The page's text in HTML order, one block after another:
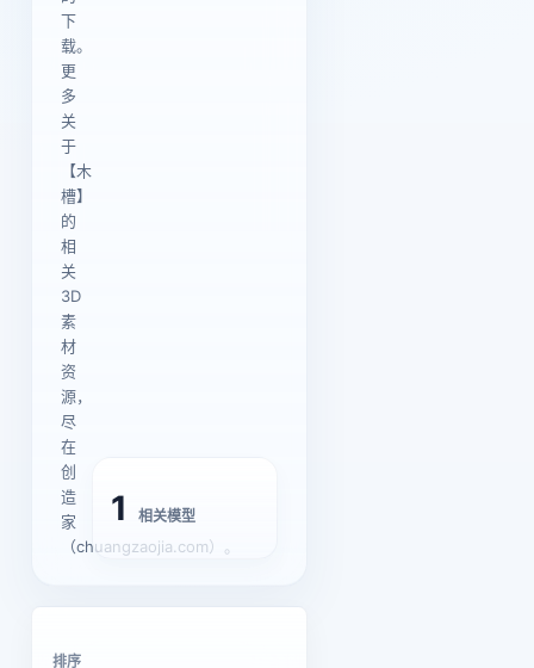
下
载。
更
多
关
于
【木
槽】
的
相
关
3D
素
材
资
源，
尽
在
创
造
家
（chuangzaojia.com）。
1 相关模型
排序